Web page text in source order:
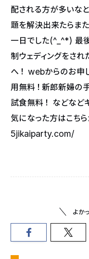
配される方が多いな
題を解決出来たらま
一日でした(^_^*) 最
制ウェディングをさ
へ！ webからのお申
用無料！新郎新婦の
試食無料！ などなど
気になった方はこち
5jikaiparty.com/
よか